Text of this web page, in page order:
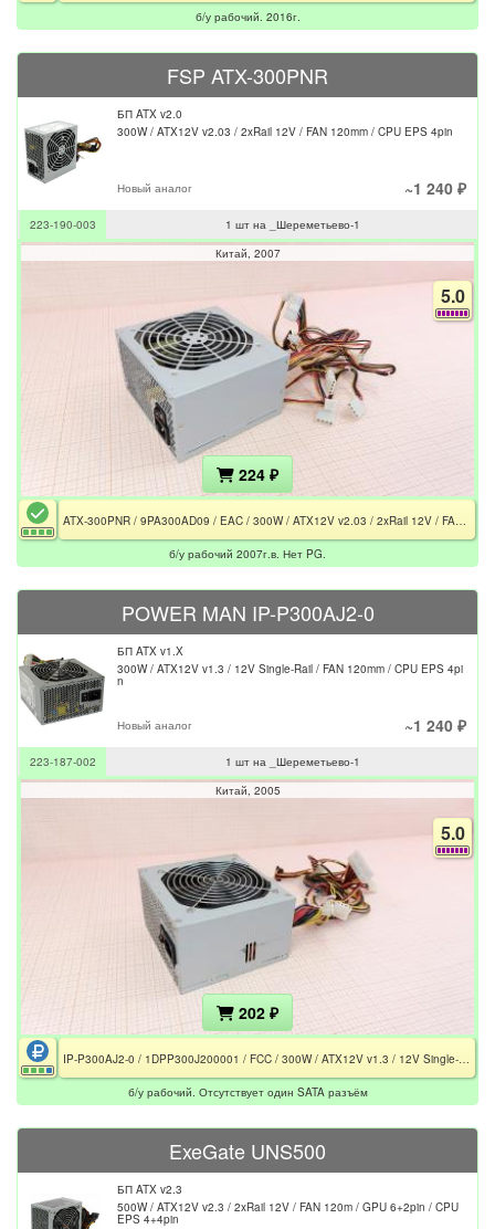
б/у рабочий. 2016г.
FSP ATX-300PNR
БП ATX v2.0
300W / ATX12V v2.03 / 2xRail 12V / FAN 120mm / CPU EPS 4pin
Новый аналог ~1 240 ₽
223-190-003
1 шт на _Шереметьево-1
Китай 2007
5.0
224 ₽
ATX-300PNR / 9PA300AD09 / EAC / 300W / ATX12V v2.03 / 2xRail 12V / FAN 120mm / CPU EPS 4pin / Нет PG
б/у рабочий 2007г.в. Нет PG.
POWER MAN IP-P300AJ2-0
БП ATX v1.X
300W / ATX12V v1.3 / 12V Single-Rail / FAN 120mm / CPU EPS 4pi
n
Новый аналог ~1 240 ₽
223-187-002
1 шт на _Шереметьево-1
Китай 2005
5.0
202 ₽
IP-P300AJ2-0 / 1DPP300J200001 / FCC / 300W / ATX12V v1.3 / 12V Single-Rail / FAN 120mm / CPU EPS 4pin
б/у рабочий. Отсутствует один SATA разъём
ExeGate UNS500
БП ATX v2.3
500W / ATX12V v2.3 / 2xRail 12V / FAN 120m / GPU 6+2pin / CPU
EPS 4+4pin